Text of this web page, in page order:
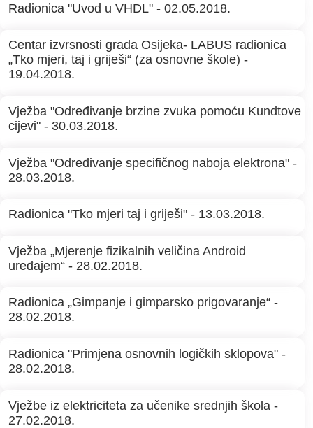
Radionica "Uvod u VHDL" - 02.05.2018.
Centar izvrsnosti grada Osijeka- LABUS radionica
„Tko mjeri, taj i griješi“ (za osnovne škole) -
19.04.2018.
Vježba "Određivanje brzine zvuka pomoću Kundtove
cijevi" - 30.03.2018.
Vježba "Određivanje specifičnog naboja elektrona" -
28.03.2018.
Radionica "Tko mjeri taj i griješi" - 13.03.2018.
Vježba „Mjerenje fizikalnih veličina Android
uređajem“ - 28.02.2018.
Radionica „Gimpanje i gimparsko prigovaranje“ -
28.02.2018.
Radionica "Primjena osnovnih logičkih sklopova" -
28.02.2018.
Vježbe iz elektriciteta za učenike srednjih škola -
27.02.2018.